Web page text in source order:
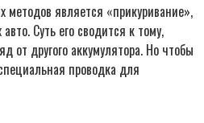
является «прикуривание»,
Суть его сводится к тому,
от другого аккумулятора. Но чтобы
проводка для